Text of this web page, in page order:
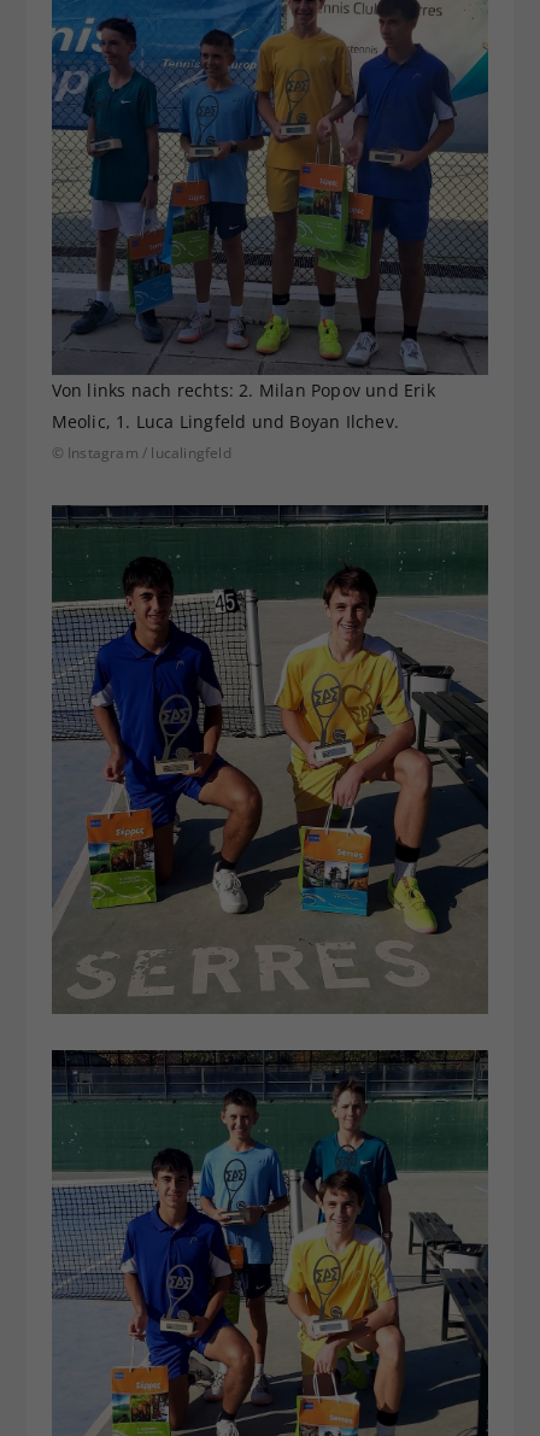
Von links nach rechts: 2. Milan Popov und Erik
Meolic, 1. Luca Lingfeld und Boyan Ilchev.
© Instagram / lucalingfeld